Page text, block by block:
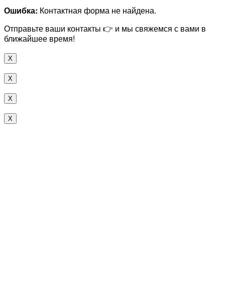
Ошибка: Контактная форма не найдена.
Отправьте ваши контакты 👉 и мы свяжемся с вами в
ближайшее время!
X
X
X
X